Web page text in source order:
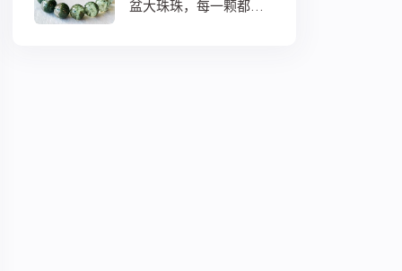
盆大珠珠，每一颗都蕴